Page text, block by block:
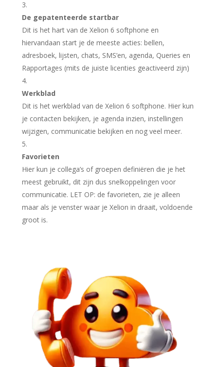
De gepatenteerde startbar
Dit is het hart van de Xelion 6 softphone en
hiervandaan start je de meeste acties: bellen,
adresboek, lijsten, chats, SMS’en, agenda, Queries en
Rapportages (mits de juiste licenties geactiveerd zijn)
Werkblad
Dit is het werkblad van de Xelion 6 softphone. Hier kun
je contacten bekijken, je agenda inzien, instellingen
wijzigen, communicatie bekijken en nog veel meer.
Favorieten
Hier kun je collega’s of groepen definiëren die je het
meest gebruikt, dit zijn dus snelkoppelingen voor
communicatie. LET OP: de favorieten, zie je alleen
maar als je venster waar je Xelion in draait, voldoende
groot is.